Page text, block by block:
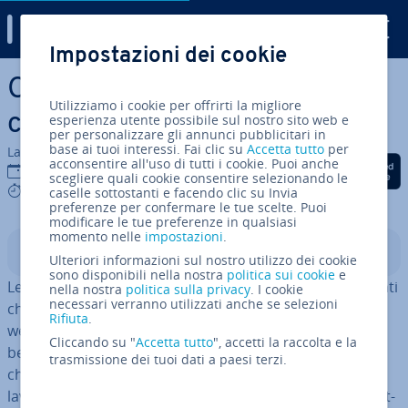
Vai al contenuto prin­ci­pa­le
Creare la pagina delle FAQ: i
consigli più im­por­tan­ti
La redazione di IONOS
11 lug 2022
6 mins
Condividi via Facebook
Condividi via Twitter
Condividi via
Indice
Le FAQ for­ni­sco­no le risposte alle domande più frequenti
che possono essere poste dai vi­si­ta­to­ri del vostro sito
web o del vostro negozio online. Una pagina delle FAQ
ben strut­tu­ra­ta evita ai clienti l’invio di e-mail o una
chiamata all’as­si­sten­za che per voi significa maggior
lavoro. Le FAQ, inoltre, si ri­flet­to­no po­si­ti­va­men­te sull’ot­
Impostazioni dei cookie
Utilizziamo i cookie per offrirti la migliore
esperienza utente possibile sul nostro sito web e
per personalizzare gli annunci pubblicitari in
base ai tuoi interessi. Fai clic suAccetta tutto per
acconsentire all'uso di tutti i cookie. Puoi anche
scegliere quali cookie consentire selezionando le
caselle sottostanti e facendo clic su Invia
preferenze per confermare le tue scelte. Puoi
modificare le tue preferenze in qualsiasi
momento nelle impostazioni.
Ulteriori informazioni sul nostro utilizzo dei cookie
sono disponibili nella nostra politica sui cookie e
nella nostra politica sulla privacy. I cookie
necessari verranno utilizzati anche se selezioni
Rifiuta.
Cliccando su "Accetta tutto", accetti la raccolta e la
trasmissione dei tuoi dati a paesi terzi.